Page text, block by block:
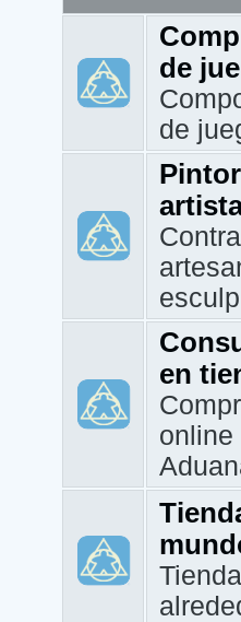
de
de
en